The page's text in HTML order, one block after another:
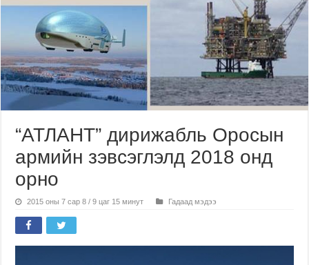
“АТЛАНТ” дирижабль Оросын
армийн зэвсэглэлд 2018 онд
орно
2015 оны 7 сар 8 / 9 цаг 15 минут Гадаад мэдээ